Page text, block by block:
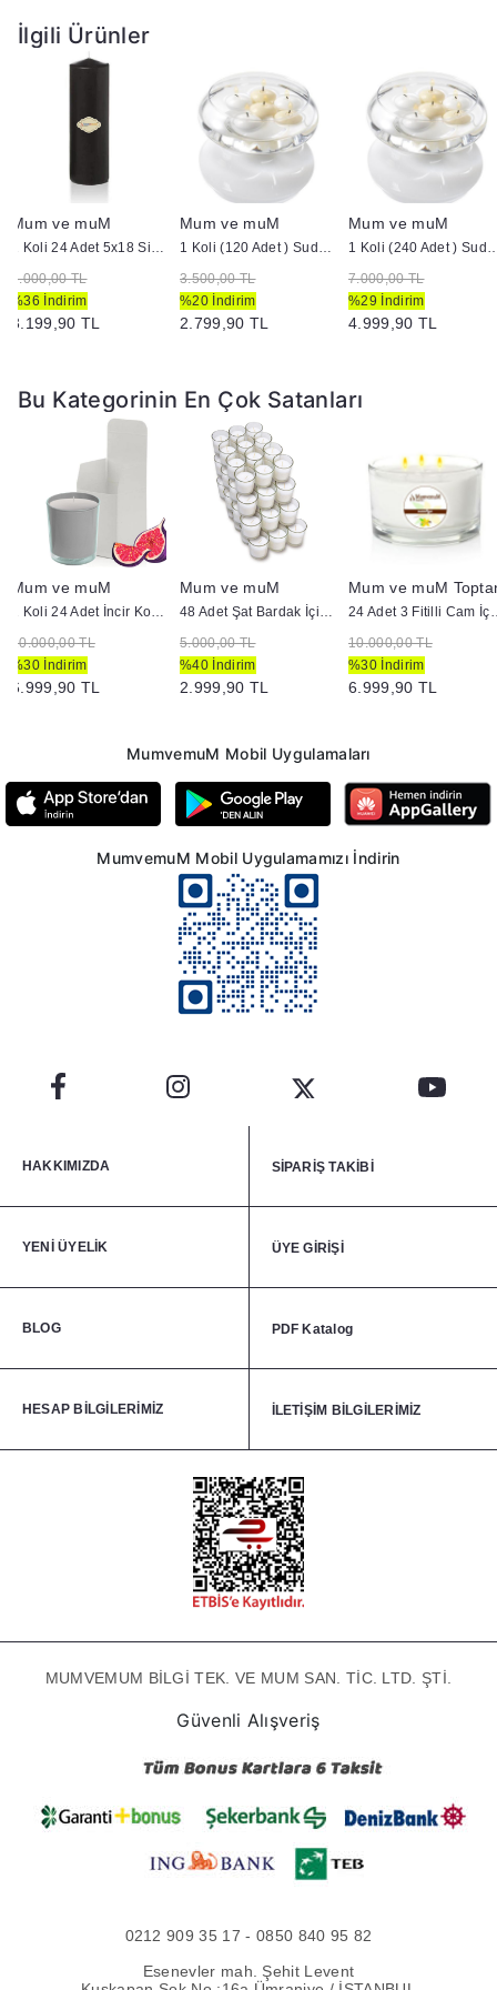
İlgili Ürünler
Mum ve muM
1 Koli 24 Adet 5x18 Siyah Silindir Kütük Mum
5.000,00 TL
%36 İndirim
3.199,90 TL
Mum ve muM
1 Koli (120 Adet ) Suda Yüzen Mum
3.500,00 TL
%20 İndirim
2.799,90 TL
Mum ve muM
1 Koli (240 Adet )
7.000,00 TL
%29 İndirim
4.999,90 TL
Bu Kategorinin En Çok Satanları
Mum ve muM
1 Koli 24 Adet İncir Kokulu Gri Bardak Mum
10.000,00 TL
%30 İndirim
6.999,90 TL
Mum ve muM
48 Adet Şat Bardak İçi Mum
5.000,00 TL
%40 İndirim
2.999,90 TL
Mum ve muM
24 Adet 3
10.000,00 TL
%30 İndirim
6.999,90 TL
MumvemuM Mobil Uygulamaları
MumvemuM Mobil Uygulamamızı İndirin
HAKKIMIZDA SİPARİŞ TAKİBİ
YENİ ÜYELİK ÜYE GİRİŞİ
BLOG PDF Katalog
HESAP BİLGİLERİMİZ İLETİŞİM BİLGİLERİMİZ
MUMVEMUM BİLGİ TEK. VE MUM SAN. TİC. LTD. ŞTİ.
Güvenli Alışveriş
0212 909 35 17 - 0850 840 95 82
Esenevler mah. Şehit Levent